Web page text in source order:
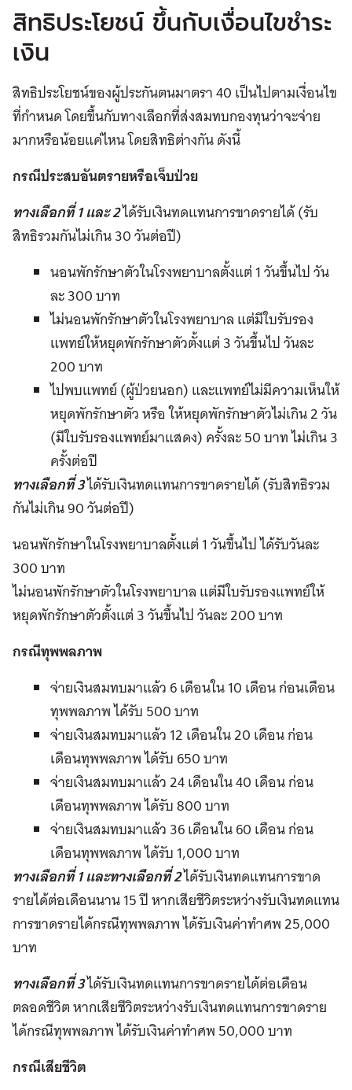
สิทธิประโยชน์ ขึ้นกับเงื่อนไขชำระ
เงิน
สิทธิประโยชน์ของผู้ประกันตนมาตรา 40 เป็นไปตามเงื่อนไข
ที่กำหนด โดยขึ้นกับทางเลือกที่ส่งสมทบกองทุนว่าจะจ่าย
มากหรือน้อยแค่ไหน โดยสิทธิต่างกัน ดังนี้
กรณีประสบอันตรายหรือเจ็บป่วย
ทางเลือกที่ 1 และ 2ได้รับเงินทดแทนการขาดรายได้ (รับ
สิทธิรวมกันไม่เกิน 30 วันต่อปี)
นอนพักรักษาตัวในโรงพยาบาลตั้งแต่ 1 วันขึ้นไป วัน
ละ 300 บาท
ไม่นอนพักรักษาตัวในโรงพยาบาล แต่มีใบรับรอง
แพทย์ให้หยุดพักรักษาตัวตั้งแต่ 3 วันขึ้นไป วันละ
200 บาท
ไปพบแพทย์ (ผู้ป่วยนอก) และแพทย์ไม่มีความเห็นให้
หยุดพักรักษาตัว หรือ ให้หยุดพักรักษาตัวไม่เกิน 2 วัน
(มีใบรับรองแพทย์มาแสดง) ครั้งละ 50 บาท ไม่เกิน 3
ครั้งต่อปี
ทางเลือกที่ 3ได้รับเงินทดแทนการขาดรายได้ (รับสิทธิรวม
กันไม่เกิน 90 วันต่อปี)
นอนพักรักษาในโรงพยาบาลตั้งแต่ 1 วันขึ้นไป ได้รับวันละ
300 บาท
ไม่นอนพักรักษาตัวในโรงพยาบาล แต่มีใบรับรองแพทย์ให้
หยุดพักรักษาตัวตั้งแต่ 3 วันขึ้นไป วันละ 200 บาท
กรณีทุพพลภาพ
จ่ายเงินสมทบมาแล้ว 6 เดือนใน 10 เดือน ก่อนเดือน
ทุพพลภาพ ได้รับ 500 บาท
จ่ายเงินสมทบมาแล้ว 12 เดือนใน 20 เดือน ก่อน
เดือนทุพพลภาพ ได้รับ 650 บาท
จ่ายเงินสมทบมาแล้ว 24 เดือนใน 40 เดือน ก่อน
เดือนทุพพลภาพ ได้รับ 800 บาท
จ่ายเงินสมทบมาแล้ว 36 เดือนใน 60 เดือน ก่อน
เดือนทุพพลภาพ ได้รับ 1,000 บาท
ทางเลือกที่ 1 และทางเลือกที่ 2ได้รับเงินทดแทนการขาด
รายได้ต่อเดือนนาน 15 ปี หากเสียชีวิตระหว่างรับเงินทดแทน
การขาดรายได้กรณีทุพพลภาพ ได้รับเงินค่าทำศพ 25,000
บาท
ทางเลือกที่ 3ได้รับเงินทดแทนการขาดรายได้ต่อเดือน
ตลอดชีวิต หากเสียชีวิตระหว่างรับเงินทดแทนการขาดราย
ได้กรณีทุพพลภาพ ได้รับเงินค่าทำศพ 50,000 บาท
กรณีเสียชีวิต